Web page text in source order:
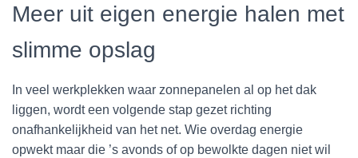
Meer uit eigen energie halen met
slimme opslag
In veel werkplekken waar zonnepanelen al op het dak
liggen, wordt een volgende stap gezet richting
onafhankelijkheid van het net. Wie overdag energie
opwekt maar die ’s avonds of op bewolkte dagen niet wil